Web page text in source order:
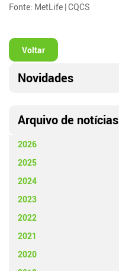
Fonte: MetLife | CQCS
Voltar
Novidades
Arquivo de notícias
2026
2025
2024
2023
2022
2021
2020